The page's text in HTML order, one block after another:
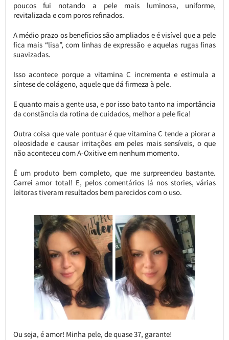
poucos fui notando a pele mais luminosa, uniforme,
revitalizada e com poros refinados.
A médio prazo os benefícios são ampliados e é visível que a pele
fica mais “lisa”, com linhas de expressão e aquelas rugas finas
suavizadas.
Isso acontece porque a vitamina C incrementa e estimula a
síntese de colágeno, aquele que dá firmeza à pele.
E quanto mais a gente usa, e por isso bato tanto na importância
da constância da rotina de cuidados, melhor a pele fica!
Outra coisa que vale pontuar é que vitamina C tende a piorar a
oleosidade e causar irritações em peles mais sensíveis, o que
não aconteceu com A-Oxitive em nenhum momento.
É um produto bem completo, que me surpreendeu bastante.
Garrei amor total! E, pelos comentários lá nos stories, várias
leitoras tiveram resultados bem parecidos com o uso.
Ou seja, é amor! Minha pele, de quase 37, garante!